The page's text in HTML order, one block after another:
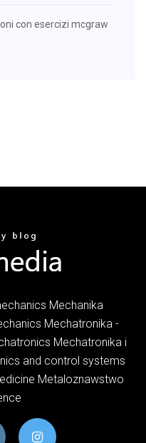
con esercizi mcgraw
Mechanika
Mechatronika -
Mechatronika i
and control systems
Metaloznawstwo